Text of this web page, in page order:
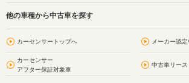
他の車種から中古車を探す
カーセンサートップへ メーカー認
カーセンサー
アフター保証対象車
中古車リース